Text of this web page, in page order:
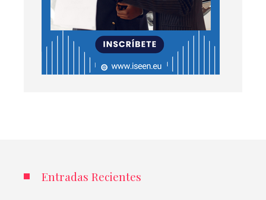
Entradas Recientes